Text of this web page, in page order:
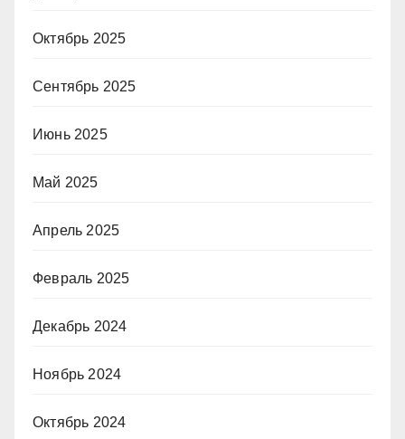
Октябрь 2025
Сентябрь 2025
Июнь 2025
Май 2025
Апрель 2025
Февраль 2025
Декабрь 2024
Ноябрь 2024
Октябрь 2024